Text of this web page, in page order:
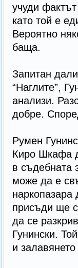
учуди
като той е
Вероятно
баща.
Запитан
“Наглите”,
анализи.
добре.
Румен
Киро Шкафа
в съдебната
може да е
наркопазара
присъди ще
да се
Гунински.
и